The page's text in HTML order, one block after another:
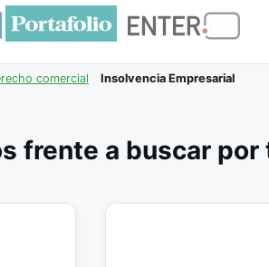
comercial Insolvencia Empresarial
frente a buscar por